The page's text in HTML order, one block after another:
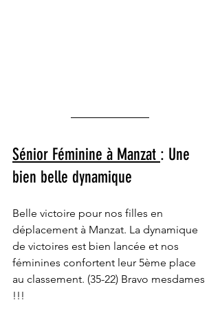
Sénior Féminine à Manzat : Une
bien belle dynamique
Belle victoire pour nos filles en
déplacement à Manzat. La dynamique
de victoires est bien lancée et nos
féminines confortent leur 5ème place
au classement. (35-22) Bravo mesdames
!!!